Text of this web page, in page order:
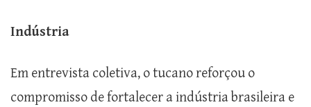
Indústria
Em entrevista coletiva, o tucano reforçou o
compromisso de fortalecer a indústria brasileira e